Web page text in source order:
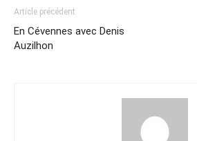
Article précédent
En Cévennes avec Denis
Auzilhon